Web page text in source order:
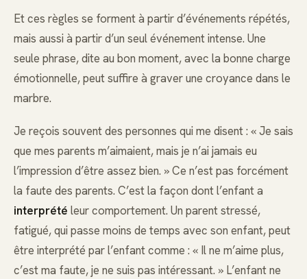
Et ces règles se forment à partir d’événements répétés,
mais aussi à partir d’un seul événement intense. Une
seule phrase, dite au bon moment, avec la bonne charge
émotionnelle, peut suffire à graver une croyance dans le
marbre.
Je reçois souvent des personnes qui me disent : « Je sais
que mes parents m’aimaient, mais je n’ai jamais eu
l’impression d’être assez bien. » Ce n’est pas forcément
la faute des parents. C’est la façon dont l’enfant a
interprété leur comportement. Un parent stressé,
fatigué, qui passe moins de temps avec son enfant, peut
être interprété par l’enfant comme : « Il ne m’aime plus,
c’est ma faute, je ne suis pas intéressant. » L’enfant ne